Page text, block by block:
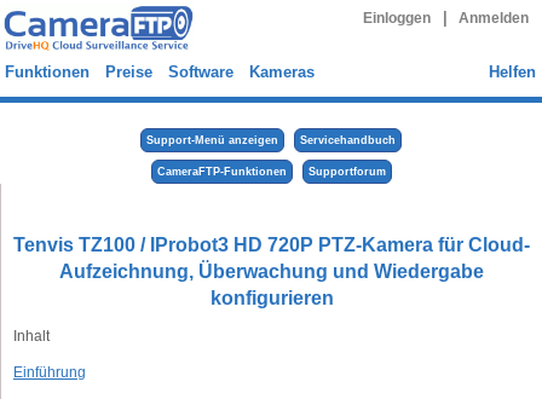
Einloggen Anmelden
Funktionen Preise Software Kameras Helfen
Support-Menü anzeigen Servicehandbuch
CameraFTP-Funktionen Supportforum
Tenvis TZ100 / IProbot3 HD 720P PTZ-Kamera für Cloud-
Aufzeichnung, Überwachung und Wiedergabe
konfigurieren
Inhalt
Einführung